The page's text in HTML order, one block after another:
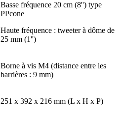
Basse fréquence 20 cm (8'') type
PPcone
Haute fréquence : tweeter à dôme de
25 mm (1'')
Borne à vis M4 (distance entre les
barrières : 9 mm)
251 x 392 x 216 mm (L x H x P)